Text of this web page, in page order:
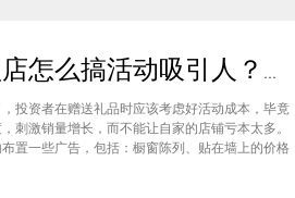
麦当劳甜品加盟店怎么搞活动吸引人？这些好方法建议你保存
投资者在赠送礼品时应该考虑好活动成本，毕竟
刺激销量增长，而不能让自家的店铺亏本太多。
置一些广告，包括：橱窗陈列、贴在墙上的价格
的粘贴位置，尽量粘贴在那些能够让消费者一眼